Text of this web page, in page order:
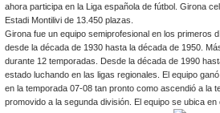
ahora participa en la Liga española de fútbol. Girona
Estadi Montilivi de 13.450 plazas.
Girona fue un equipo semiprofesional en los primeros
desde la década de 1930 hasta la década de 1950.
durante 12 temporadas. Desde la década de 1990
estado luchando en las ligas regionales. El equipo
en la temporada 07-08 tan pronto como ascendió a la
promovido a la segunda división. El equipo se ubica en